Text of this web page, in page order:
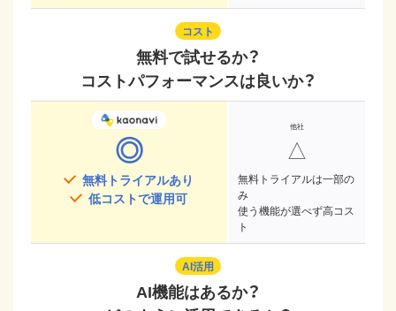
コスト
無料で試せるか？
コストパフォーマンスは良いか？
◎
無料トライアルあり
低コストで運用可
△
無料トライアルは一部の
み
使う機能が選べず高コス
ト
AI活用
AI機能はあるか？